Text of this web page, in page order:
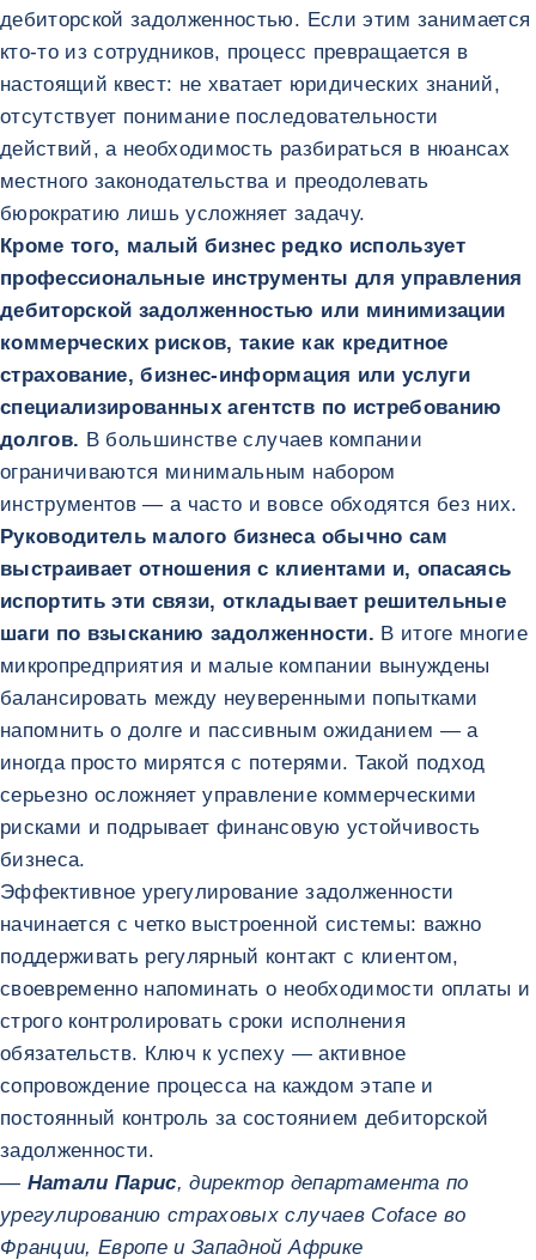
дебиторской задолженностью. Если этим занимается
кто-то из сотрудников, процесс превращается в
настоящий квест: не хватает юридических знаний,
отсутствует понимание последовательности
действий, а необходимость разбираться в нюансах
местного законодательства и преодолевать
бюрократию лишь усложняет задачу.
Кроме того, малый бизнес редко использует
профессиональные инструменты для управления
дебиторской задолженностью или минимизации
коммерческих рисков, такие как кредитное
страхование, бизнес-информация или услуги
специализированных агентств по истребованию
долгов. В большинстве случаев компании
ограничиваются минимальным набором
инструментов — а часто и вовсе обходятся без них.
Руководитель малого бизнеса обычно сам
выстраивает отношения с клиентами и, опасаясь
испортить эти связи, откладывает решительные
шаги по взысканию задолженности. В итоге многие
микропредприятия и малые компании вынуждены
балансировать между неуверенными попытками
напомнить о долге и пассивным ожиданием — а
иногда просто мирятся с потерями. Такой подход
серьезно осложняет управление коммерческими
рисками и подрывает финансовую устойчивость
бизнеса.
Эффективное урегулирование задолженности
начинается с четко выстроенной системы: важно
поддерживать регулярный контакт с клиентом,
своевременно напоминать о необходимости оплаты и
строго контролировать сроки исполнения
обязательств. Ключ к успеху — активное
сопровождение процесса на каждом этапе и
постоянный контроль за состоянием дебиторской
задолженности.
— Натали Парис, директор департамента по
урегулированию страховых случаев Coface во
Франции, Европе и Западной Африке